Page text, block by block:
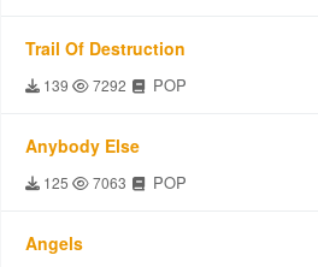
Trail Of Destruction
139 7292 POP
Anybody Else
125 7063 POP
Angels